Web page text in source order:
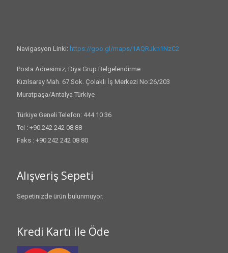
Navigasyon Linki: https://goo.gl/maps/1AQRJkn1NzC2
Posta Adresimiz; Diya Grup Belgelendirme
Kızılsaray Mah. 67.Sok. Çolaklı İş Merkezi No:26/203
Muratpaşa/Antalya Türkiye
Türkiye Geneli Telefon: 444 10 36
Tel : +90.242 242 08 88
Faks : +90.242 242 08 80
Alışveriş Sepeti
Sepetinizde ürün bulunmuyor.
Kredi Kartı ile Öde